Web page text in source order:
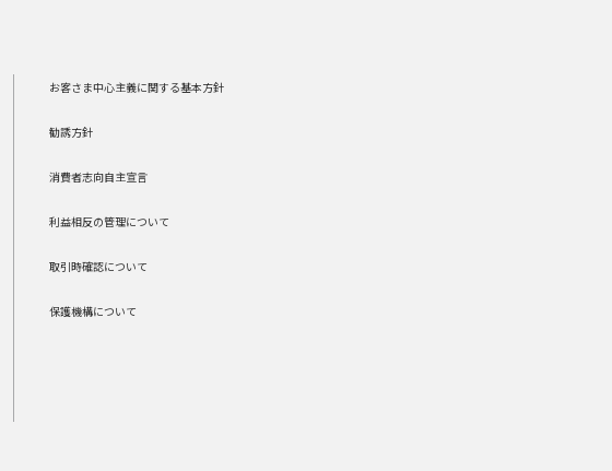
お客さま中心主義に関する基本方針
勧誘方針
消費者志向自主宣言
利益相反の管理について
取引時確認について
保護機構について